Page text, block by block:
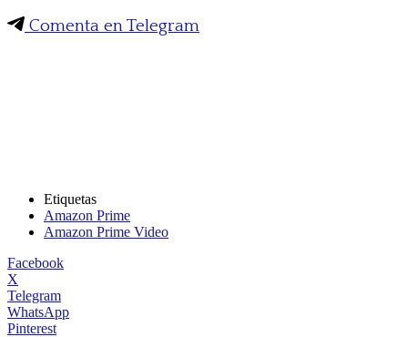
Comenta en Telegram
Etiquetas
Amazon Prime
Amazon Prime Video
Facebook
X
Telegram
WhatsApp
Pinterest